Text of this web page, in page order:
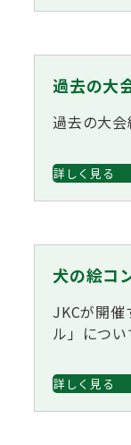
過去の大
過去の大
詳しく見る
犬の絵コ
JKCが開催
ル」につ
詳しく見る